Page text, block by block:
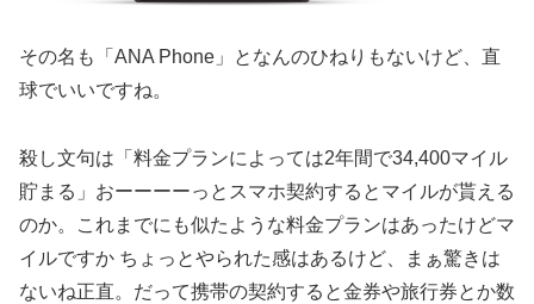
その名も「ANA Phone」となんのひねりもないけど、直
球でいいですね。
殺し文句は「料金プランによっては2年間で34,400マイル
貯まる」おーーーーっとスマホ契約するとマイルが貰える
のか。これまでにも似たような料金プランはあったけどマ
イルですか ちょっとやられた感はあるけど、まぁ驚きは
ないね正直。だって携帯の契約すると金券や旅行券とか数